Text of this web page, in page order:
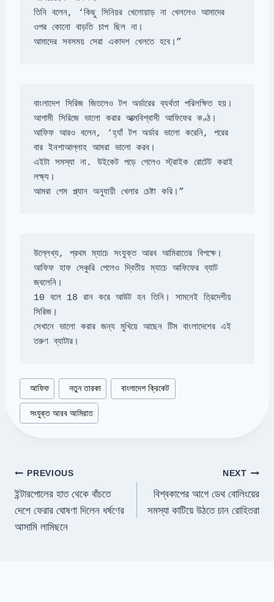
তিনি বলেন, ‘কিছু সিনিয়র খেলোয়াড় না খেললেও আমাদের
আমাদের সবসময় সেরা একাদশ খেলতে হবে।”
আফিফ আরও বলেন, ‘হ্যাঁ টপ অর্ডার ভালো করেনি, পরের
এইটা সমস্যা না. উইকেট পড়ে গেলেও স্ট্রাইক রোটেট করাই
আমরা গেম প্ল্যান অনুযায়ী খেলার চেষ্টা করি।”
আফিফ হাফ সেঞ্চুরি পেলেও দ্বিতীয় ম্যাচে আফিফের ব্যাট
10 বলে 18 রান করে আউট হন তিনি। সামনেই ত্রিদেশীয়
সেখানে ভালো করার জন্য মুখিয়ে আছেন টিম বাংলাদেশের এই
তরুণ ব্যাটার।
Post
Tags:
#আফিফ #নতুন তারকা #বাংলাদেশ ক্রিকেট
#সংযুক্ত আরব আমিরাত
Post
navigation
PREVIOUS
ইন্টারপোলের হাত থেকে বাঁচতে
দেশে ফেরার ঘোষণা দিলেন ধর্ষণের
আসামি লামিছনে
NEXT
বিশ্বকাপের আগে ডেথ বোলিংয়ের
সমস্যা কাটিয়ে উঠতে চান রোহিতরা